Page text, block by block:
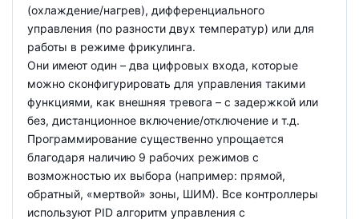
(охлаждение/нагрев), дифференциального
управления (по разности двух температур) или для
работы в режиме фрикулинга.
Они имеют один – два цифровых входа, которые
можно сконфигурировать для управления такими
функциями, как внешняя тревога – с задержкой или
без, дистанционное включение/отключение и т.д.
Программирование существенно упрощается
благодаря наличию 9 рабочих режимов с
возможностью их выбора (например: прямой,
обратный, «мертвой» зоны, ШИМ). Все контроллеры
используют PID алгоритм управления с